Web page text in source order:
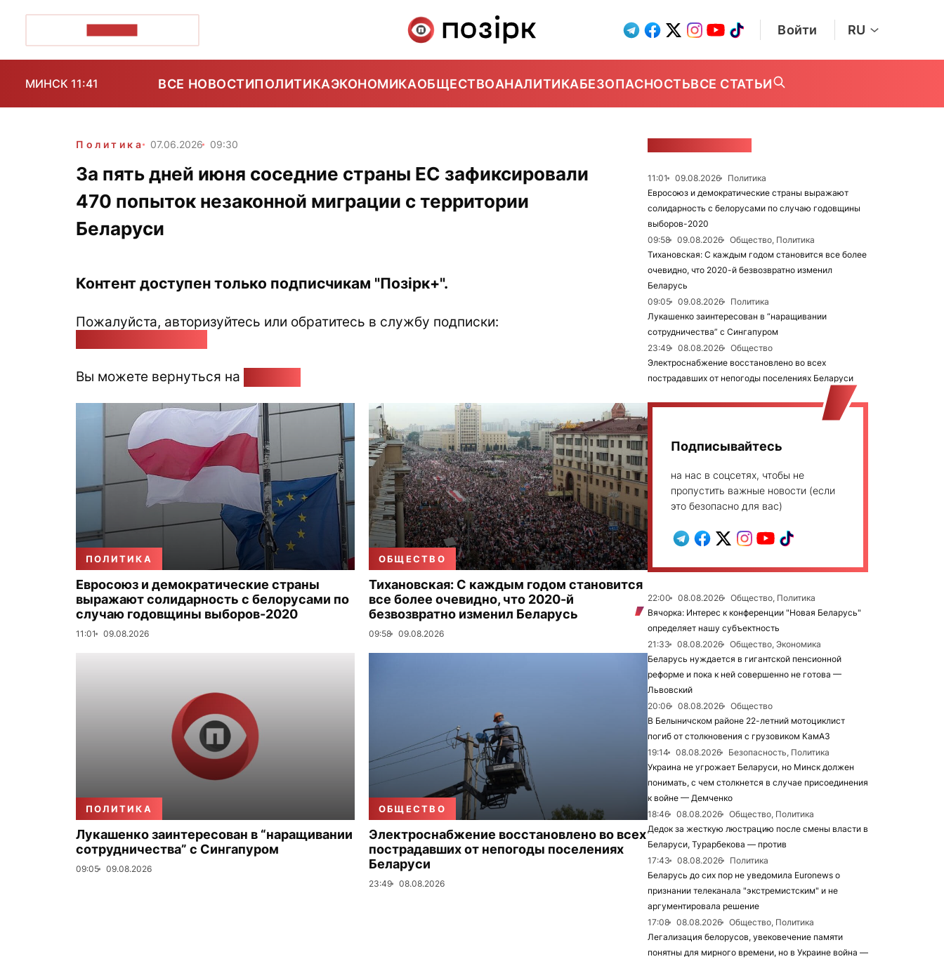
Войти RU
МИНСК 11:41 ВСЕ НОВОСТИПОЛИТИКАЭКОНОМИКАОБЩЕСТВОАНАЛИТИКАБЕЗОПАСНОСТЬВСЕ СТАТЬИ
Политика 07.06.2026 09:30
За пять дней июня соседние страны ЕС зафиксировали
470 попыток незаконной миграции с территории
Беларуси
Контент доступен только подписчикам "Позірк+".
Пожалуйста, авторизуйтесь или обратитесь в службу подписки:
Вы можете вернуться на
ПОЛИТИКА
Евросоюз и демократические страны
выражают солидарность с белорусами по
случаю годовщины выборов-2020
11:01 09.08.2026
ОБЩЕСТВО
Тихановская: С каждым годом становится
все более очевидно, что 2020-й
безвозвратно изменил Беларусь
09:58 09.08.2026
ПОЛИТИКА
Лукашенко заинтересован в “наращивании
сотрудничества” с Сингапуром
09:05 09.08.2026
ОБЩЕСТВО
Электроснабжение восстановлено во всех
пострадавших от непогоды поселениях
Беларуси
23:49 08.08.2026
11:01 09.08.2026
Политика
Евросоюз и демократические страны выражают
солидарность с белорусами по случаю годовщины
выборов-2020
09:58
09.08.2026
Общество, Политика
Тихановская: С каждым годом становится все более
очевидно, что 2020-й безвозвратно изменил
Беларусь
09:05
09.08.2026
Политика
Лукашенко заинтересован в “наращивании
сотрудничества” с Сингапуром
23:49
08.08.2026
Общество
Электроснабжение восстановлено во всех
пострадавших от непогоды поселениях Беларуси
Подписывайтесь
на нас в соцсетях, чтобы не
пропустить важные новости (если
это безопасно для вас)
22:00 08.08.2026
Общество, Политика
Вячорка: Интерес к конференции "Новая Беларусь"
определяет нашу субъектность
21:33
08.08.2026
Общество, Экономика
Беларусь нуждается в гигантской пенсионной
реформе и пока к ней совершенно не готова —
Львовский
20:06
08.08.2026
Общество
В Белыничском районе 22-летний мотоциклист
погиб от столкновения с грузовиком КамАЗ
19:14
08.08.2026
Безопасность, Политика
Украина не угрожает Беларуси, но Минск должен
понимать, с чем столкнется в случае присоединения
к войне — Демченко
18:46
08.08.2026
Общество, Политика
Дедок за жесткую люстрацию после смены власти в
Беларуси, Турарбекова — против
17:43
08.08.2026
Политика
Беларусь до сих пор не уведомила Euronews о
признании телеканала "экстремистским" и не
аргументировала решение
17:08
08.08.2026
Общество, Политика
Легализация белорусов, увековечение памяти
понятны для мирного времени, но в Украине война —